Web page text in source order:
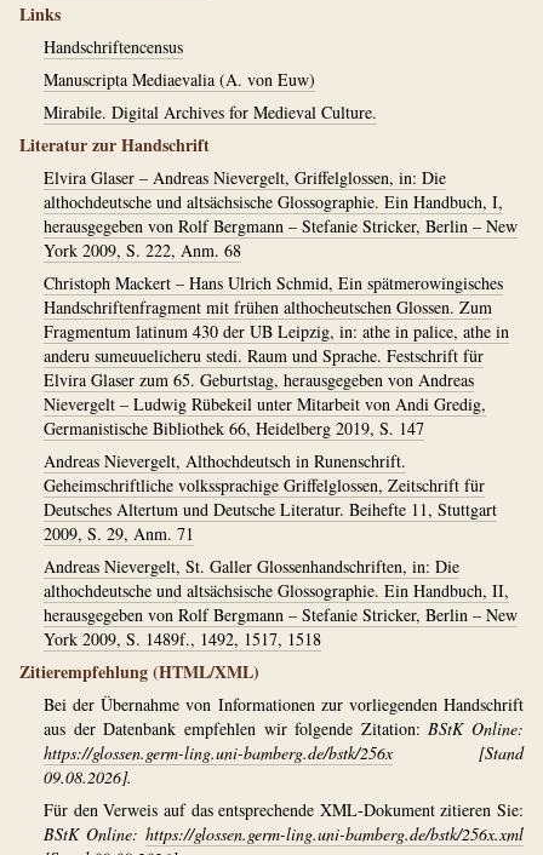
Links
Handschriftencensus
Manuscripta Mediaevalia (A. von Euw)
Mirabile. Digital Archives for Medieval Culture.
Literatur zur Handschrift
Elvira Glaser – Andreas Nievergelt, Griffelglossen, in: Die
althochdeutsche und altsächsische Glossographie. Ein Handbuch, I,
herausgegeben von Rolf Bergmann – Stefanie Stricker, Berlin – New
York 2009, S. 222, Anm. 68
Christoph Mackert – Hans Ulrich Schmid, Ein spätmerowingisches
Handschriftenfragment mit frühen althocheutschen Glossen. Zum
Fragmentum latinum 430 der UB Leipzig, in: athe in palice, athe in
anderu sumeuuelicheru stedi. Raum und Sprache. Festschrift für
Elvira Glaser zum 65. Geburtstag, herausgegeben von Andreas
Nievergelt – Ludwig Rübekeil unter Mitarbeit von Andi Gredig,
Germanistische Bibliothek 66, Heidelberg 2019, S. 147
Andreas Nievergelt, Althochdeutsch in Runenschrift.
Geheimschriftliche volkssprachige Griffelglossen, Zeitschrift für
Deutsches Altertum und Deutsche Literatur. Beihefte 11, Stuttgart
2009, S. 29, Anm. 71
Andreas Nievergelt, St. Galler Glossenhandschriften, in: Die
althochdeutsche und altsächsische Glossographie. Ein Handbuch, II,
herausgegeben von Rolf Bergmann – Stefanie Stricker, Berlin – New
York 2009, S. 1489f., 1492, 1517, 1518
Zitierempfehlung (HTML/XML)
Bei der Übernahme von Informationen zur vorliegenden Handschrift
aus der Datenbank empfehlen wir folgende Zitation:BStK Online:
https://glossen.germ-ling.uni-bamberg.de/bstk/256x[Stand
09.08.2026].
Für den Verweis auf das entsprechende XML-Dokument zitieren Sie:
BStK Online: https://glossen.germ-ling.uni-bamberg.de/bstk/256x.xml